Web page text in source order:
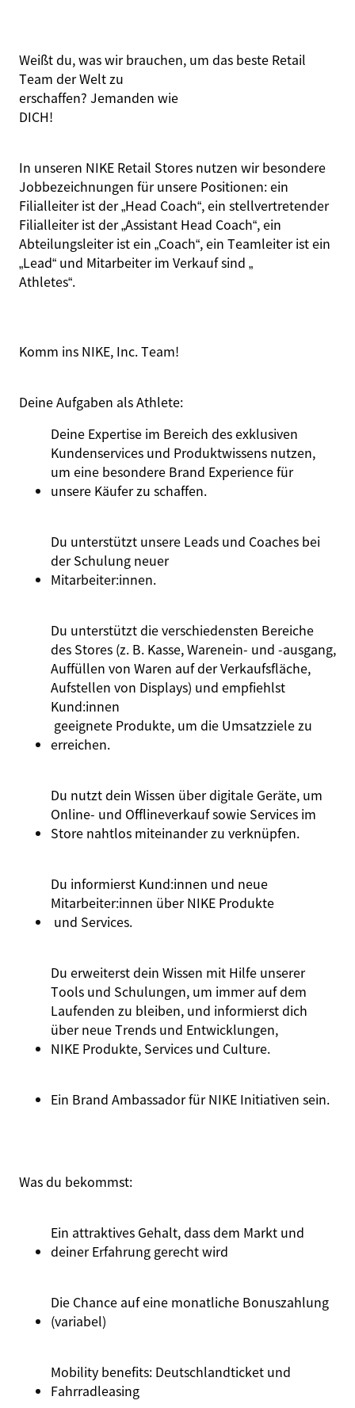
Weißt du, was wir brauchen, um das beste Retail
Team der Welt zu
erschaffen? Jemanden wie
DICH!
In unseren NIKE Retail Stores nutzen wir besondere
Jobbezeichnungen für unsere Positionen: ein
Filialleiter ist der „Head Coach“, ein stellvertretender
Filialleiter ist der „Assistant Head Coach“, ein
Abteilungsleiter ist ein „Coach“, ein Teamleiter ist ein
„Lead“ und Mitarbeiter im Verkauf sind „
Athletes“.
Komm ins NIKE, Inc. Team!
Deine Aufgaben alsAthlete:
Deine Expertise im Bereich des exklusiven
Kundenservices und Produktwissens nutzen,
um eine besondere Brand Experience für
unsere Käufer zu schaffen.
Du unterstützt unsere Leads und Coaches bei
der Schulung neuer
Mitarbeiter:innen.
Du unterstützt die verschiedensten Bereiche
des Stores (z. B. Kasse, Warenein- und -ausgang,
Auffüllen von Waren auf der Verkaufsfläche,
Aufstellen von Displays) und empfiehlst
Kund:innen
geeignete Produkte, um die Umsatzziele zu
erreichen.
Du nutzt dein Wissen über digitale Geräte, um
Online- und Offlineverkauf sowie Services im
Store nahtlos miteinander zu verknüpfen.
Du informierst Kund:innen und neue
Mitarbeiter:innen über NIKE Produkte
und Services.
Du erweiterst dein Wissen mit Hilfe unserer
Tools und Schulungen, um immer auf dem
Laufenden zu bleiben, und informierst dich
über neue Trends und Entwicklungen,
NIKE Produkte, Services und Culture.
Ein Brand Ambassador für NIKE Initiativen sein.
Was du bekommst:
Ein attraktives Gehalt, dass dem Markt und
deiner Erfahrung gerecht wird
Die Chance auf eine monatliche Bonuszahlung
(variabel)
Mobility benefits: Deutschlandticket und
Fahrradleasing